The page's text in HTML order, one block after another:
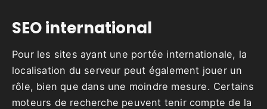
SEO international
Pour les sites ayant une portée internationale, la
localisation du serveur peut également jouer un
rôle, bien que dans une moindre mesure. Certains
moteurs de recherche peuvent tenir compte de la